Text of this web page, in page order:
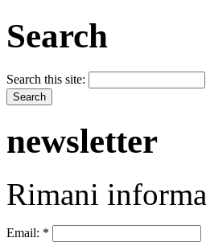
Search
Search this site:
newsletter
Rimani
Email: *